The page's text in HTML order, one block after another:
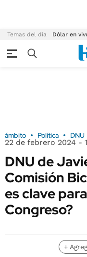
Temas del día Dólar en
ámbito Política DNU
22 de febrero 2024 -
DNU de
Comisión
es clave
Congreso?
+